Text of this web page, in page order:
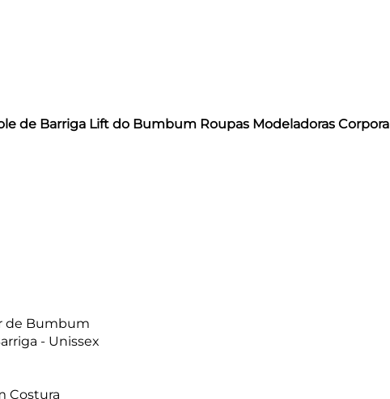
de Barriga Lift do Bumbum Roupas Modeladoras
de Bumbum
- Unissex
Costura